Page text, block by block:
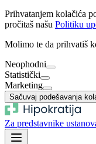
Prihvatanjem kolačića
pročitaš našu Politiku
Molimo te da prihvatiš
Neophodni
Statistički
Marketing
Sačuvaj podešavanja
Za predstavnike